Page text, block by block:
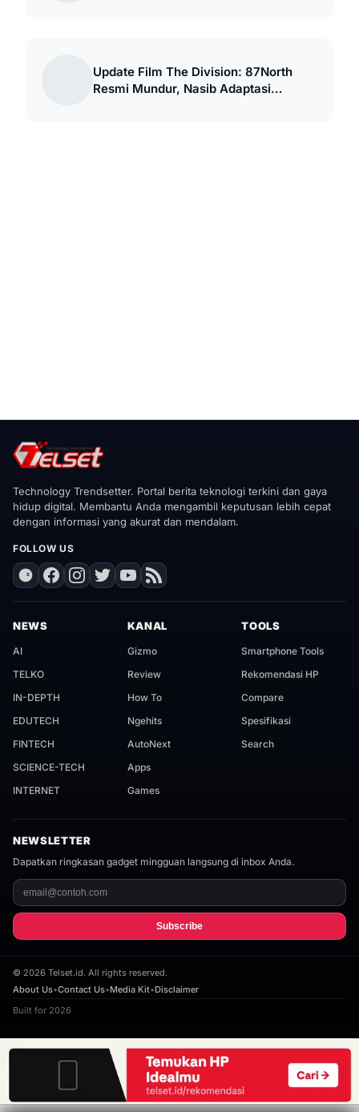
Update Film The Division: 87North
Resmi Mundur, Nasib Adaptasi
Technology Trendsetter. Portal berita teknologi terkini dan gaya
hidup digital. Membantu Anda mengambil keputusan lebih cepat
dengan informasi yang akurat dan mendalam.
FOLLOW US
NEWS
AI
TELKO
IN-DEPTH
EDUTECH
FINTECH
SCIENCE-TECH
INTERNET
KANAL
Gizmo
Review
How To
Ngehits
AutoNext
Apps
Games
TOOLS
Smartphone Tools
Rekomendasi HP
Compare
Spesifikasi
Search
NEWSLETTER
Dapatkan ringkasan gadget mingguan langsung di inbox Anda.
Subscribe
© 2026 Telset.id. All rights reserved.
About Us•Contact Us•Media Kit•Disclaimer
Built for 2026